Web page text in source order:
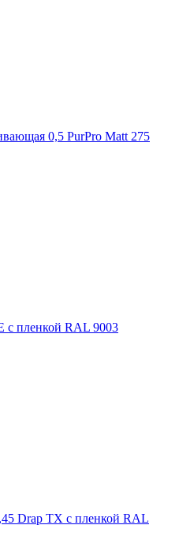
0,5 PurPro Matt 275
с пленкой RAL 9003
Drap TX с пленкой RAL